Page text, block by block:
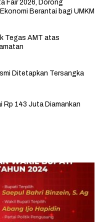
Fair 2026, Dorong
Berantai bagi UMKM
Tegas AMT atas
Ditetapkan Tersangka
Rp 143 Juta Diamankan